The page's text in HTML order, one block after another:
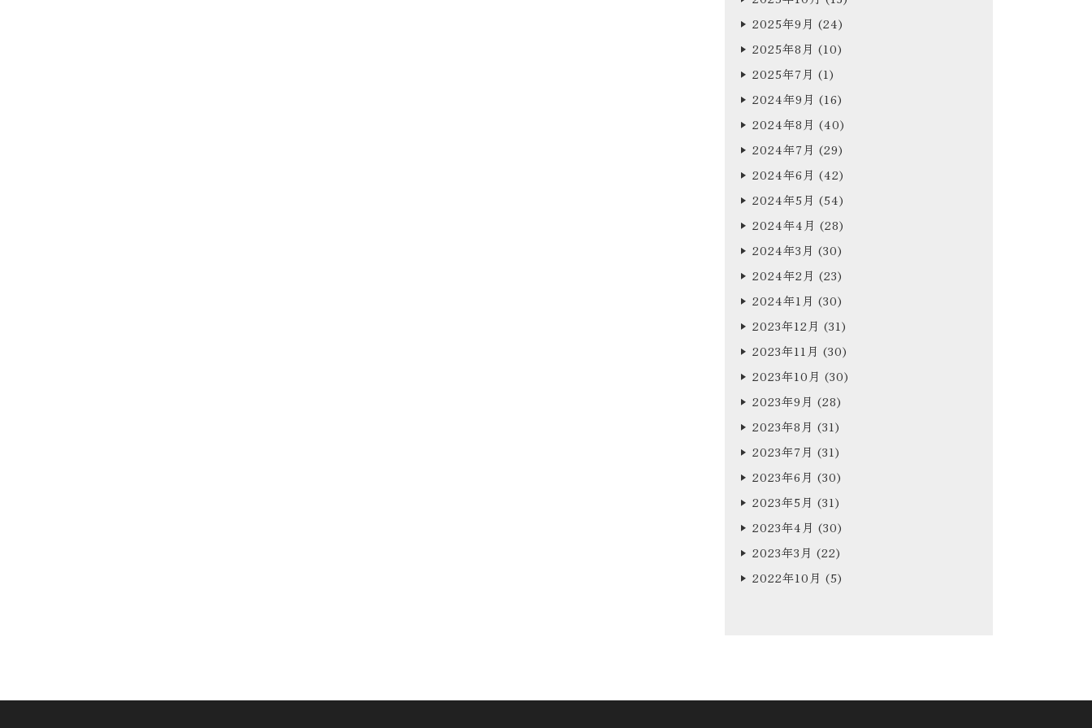
2025年9月 (24)
2025年8月 (10)
2025年7月 (1)
2024年9月 (16)
2024年8月 (40)
2024年7月 (29)
2024年6月 (42)
2024年5月 (54)
2024年4月 (28)
2024年3月 (30)
2024年2月 (23)
2024年1月 (30)
2023年12月 (31)
2023年11月 (30)
2023年10月 (30)
2023年9月 (28)
2023年8月 (31)
2023年7月 (31)
2023年6月 (30)
2023年5月 (31)
2023年4月 (30)
2023年3月 (22)
2022年10月 (5)